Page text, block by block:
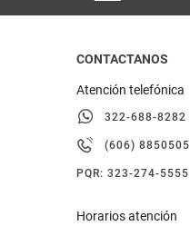
otros
hogar
CONTACTANOS
Atención telefónica
322-688-8282
(606) 8850505
PQR: 323-274-5555
Horarios atención